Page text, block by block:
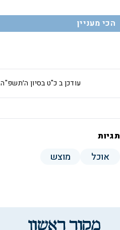
הכי מעניין
כ"ט בסיון ה׳תשפ"ה עודכן ב
תגיות
אוכל מוצש